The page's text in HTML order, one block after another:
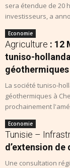
sera étendue de 20
investisseurs, a
Economie
Agriculture : 12
tuniso-
géothermiques
La société tuniso-
géothermiques à
prochainement
Economie
Tunisie –
d’extension
Une consultation